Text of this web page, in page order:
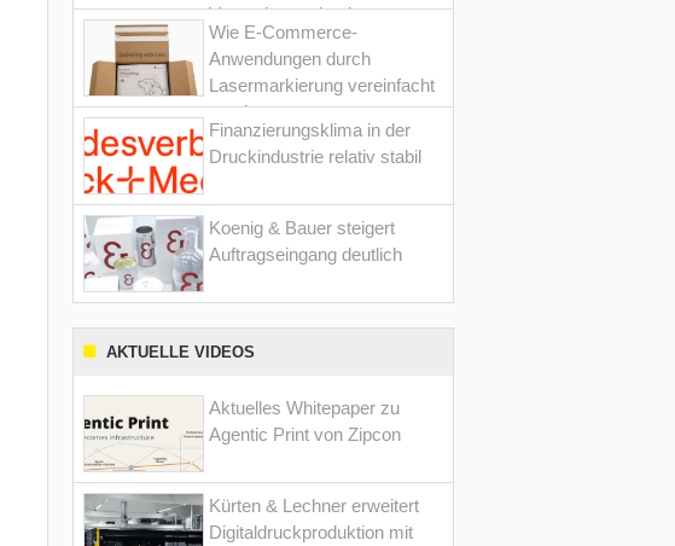
Verpackungsdruck vor
Wie E-Commerce-
Anwendungen durch
Lasermarkierung vereinfacht
werden
Finanzierungsklima in der
Druckindustrie relativ stabil
Koenig & Bauer steigert
Auftragseingang deutlich
AKTUELLE VIDEOS
Aktuelles Whitepaper zu
Agentic Print von Zipcon
Kürten & Lechner erweitert
Digitaldruckproduktion mit